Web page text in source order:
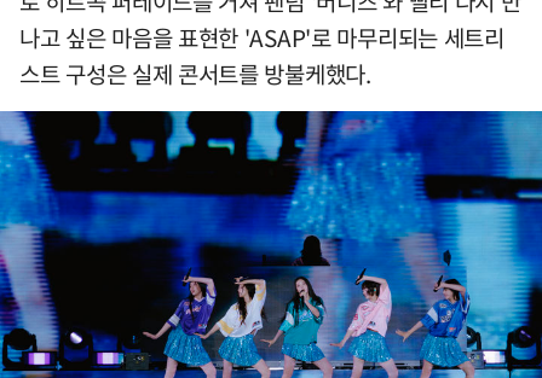
나고 싶은 마음을 표현한 'ASAP'로 마무리되는 세트리
스트 구성은 실제 콘서트를 방불케했다.